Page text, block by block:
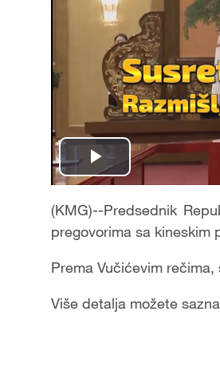
Play
Video
(KMG)--Predsednik
pregovorima sa kineskim
Prema Vučićevim
Više detalja možete